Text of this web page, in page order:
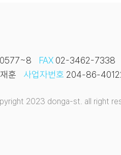
FAX 02-3462-7338
훈 사업자번호 204-86-
2023 donga-st. all right